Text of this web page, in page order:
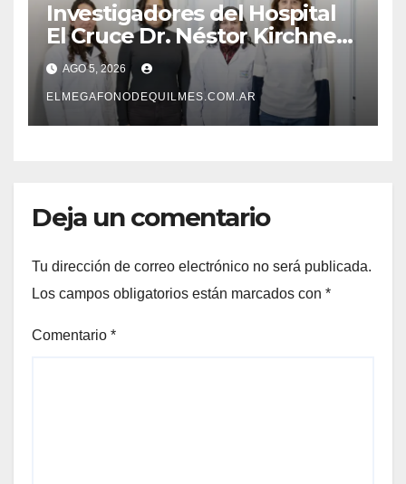
Investigadores del Hospital
El Cruce Dr. Néstor Kirchner
desarrollan un estudio
pionero sobre el
envejecimiento cerebral y las
demencias
AGO 5, 2026
ELMEGAFONODEQUILMES.COM.AR
Deja un comentario
Tu dirección de correo electrónico no será publicada.
Los campos obligatorios están marcados con *
Comentario *